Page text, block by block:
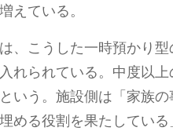
えている。
、こうした一時預かり
れられている。中度以
いう。施設側は「家族
める役割を果たしている